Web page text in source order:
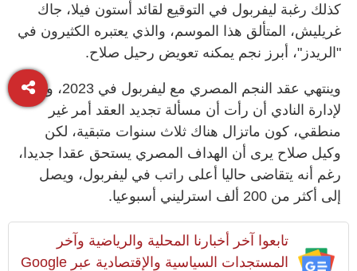
كذلك رغبة ليفربول في التوقيع لقائد أستون فيلا، جاك
غريليش، المتألق هذا الموسم، والذي يعتبره الكثيرون في
"الريدز"، أبرز نجم يمكنه تعويض رحيل صلاح.
وينتهي عقد النجم المصري مع ليفربول في 2023، وسبق
لإدارة النادي أن رأت أن مسألة تجديد العقد أمر غير
منطقي، كون ماتزال هناك ثلاث سنوات متبقية، لكن
وكيل صلاح يرى أن الهداف المصري يستحق عقدا جديدا،
رغم أنه يتقاضى حاليا أعلى راتب في ليفربول، ويصل
إلى أكثر من 200 ألف استرليني أسبوعيا.
تابعوا آخر أخبارنا المحلية والرياضية وآخر
المستجدات السياسية والإقتصادية عبر Google